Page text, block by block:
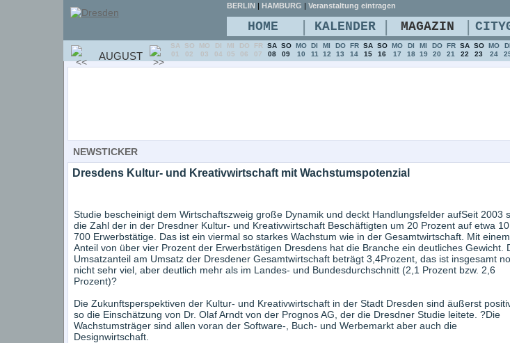
NEWSTICKER
Dresdens Kultur- und Kreativwirtschaft mit Wachstumspotenzial
Studie bescheinigt dem Wirtschaftszweig große Dynamik und deckt Handlungsfelder aufSeit 2003
die Zahl der in der Dresdner Kultur- und Kreativwirtschaft Beschäftigten um 20 Prozent auf etwa 10
700 Erwerbstätige. Das ist ein viermal so starkes Wachstum wie in der Gesamtwirtschaft. Mit einem
Anteil von über vier Prozent der Erwerbstätigen Dresdens hat die Branche ein deutliches Gewicht.
Umsatzanteil am Umsatz der Dresdener Gesamtwirtschaft beträgt 3,4Prozent, das ist insgesamt
nicht sehr viel, aber deutlich mehr als im Landes- und Bundesdurchschnitt (2,1 Prozent bzw. 2,6
Prozent)?
Die Zukunftsperspektiven der Kultur- und Kreativwirtschaft in der Stadt Dresden sind äußerst
so die Einschätzung von Dr. Olaf Arndt von der Prognos AG, der die Dresdner Studie leitete. ?Die
Wachstumsträger sind allen voran der Software-, Buch- und Werbemarkt aber auch die
Designwirtschaft.
BERLIN | HAMBURG | Veranstaltung eintragen
HOME | KALENDER | MAGAZIN |
AUGUST
SA
01
SO
02
MO
03
DI
04
MI
05
DO
06
FR
07
SA
08
SO
09
MO
10
DI
11
MI
12
DO
13
FR
14
SA
15
SO
16
MO
17
DI
18
MI
19
DO
20
FR
21
SA
22
SO
23
MO
24
DI